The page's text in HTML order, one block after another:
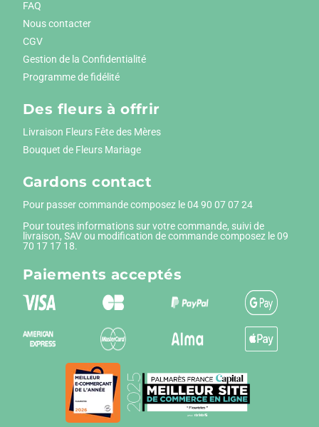
FAQ
Nous contacter
CGV
Gestion de la Confidentialité
Programme de fidélité
Des fleurs à offrir
Livraison Fleurs Fête des Mères
Bouquet de Fleurs Mariage
Gardons contact
Pour passer commande composez le04 90 07 07 24
Pour toutes informations sur votre commande, suivi de
livraison, SAV ou modification de commande composez le 09
70 17 17 18.
Paiements acceptés